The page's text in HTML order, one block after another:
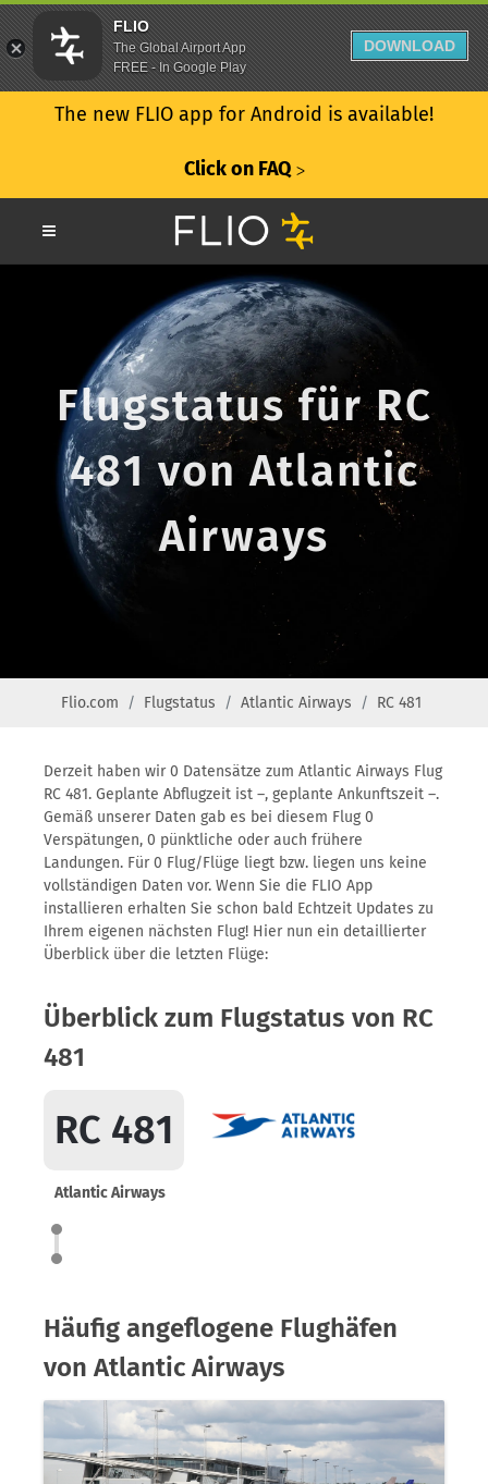
The new FLIO app for Android is available!
Click on FAQ ᐳ
Flugstatus für RC
481 von Atlantic
Airways
Flio.com Flugstatus Atlantic Airways RC 481
Derzeit haben wir 0 Datensätze zum Atlantic Airways Flug
RC 481. Geplante Abflugzeit ist –, geplante Ankunftszeit –.
Gemäß unserer Daten gab es bei diesem Flug 0
Verspätungen, 0 pünktliche oder auch frühere
Landungen. Für 0 Flug/Flüge liegt bzw. liegen uns keine
vollständigen Daten vor. Wenn Sie die FLIO App
installieren erhalten Sie schon bald Echtzeit Updates zu
Ihrem eigenen nächsten Flug! Hier nun ein detaillierter
Überblick über die letzten Flüge:
Überblick zum Flugstatus von RC
481
RC 481
Atlantic Airways
Häufig angeflogene Flughäfen
von Atlantic Airways
FLIO
The Global Airport App
FREE - In Google Play
DOWNLOAD